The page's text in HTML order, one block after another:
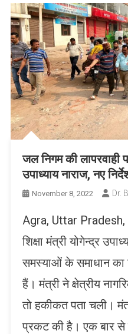
जल निगम की लापरवाही
उपाध्याय नाराज, नए
November 8, 2022 Dr.
Agra, Uttar Pradesh,
शिक्षा मंत्री योगेन्द्र
समस्याओं के समाधान का
हैं। मंत्री ने क्षेत्रीय
तो हकीकत पता चली।
प्रकट की है। एक बार से